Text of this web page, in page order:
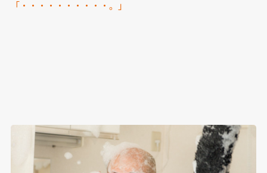
「・・・・・・・・・・。」